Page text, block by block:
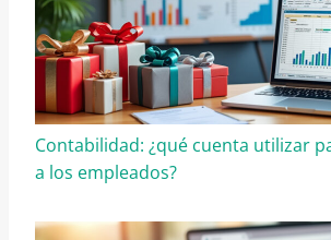
Contabilidad: ¿qué cuenta utilizar
a los empleados?